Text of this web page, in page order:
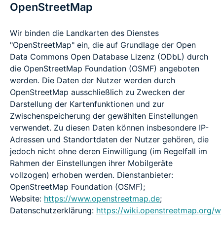
OpenStreetMap
Wir binden die Landkarten des Dienstes
"OpenStreetMap" ein, die auf Grundlage der Open
Data Commons Open Database Lizenz (ODbL) durch
die OpenStreetMap Foundation (OSMF) angeboten
werden. Die Daten der Nutzer werden durch
OpenStreetMap ausschließlich zu Zwecken der
Darstellung der Kartenfunktionen und zur
Zwischenspeicherung der gewählten Einstellungen
verwendet. Zu diesen Daten können insbesondere IP-
Adressen und Standortdaten der Nutzer gehören, die
jedoch nicht ohne deren Einwilligung (im Regelfall im
Rahmen der Einstellungen ihrer Mobilgeräte
vollzogen) erhoben werden. Dienstanbieter:
OpenStreetMap Foundation (OSMF);
Website: https://www.openstreetmap.de;
Datenschutzerklärung: https://wiki.openstreetmap.org/